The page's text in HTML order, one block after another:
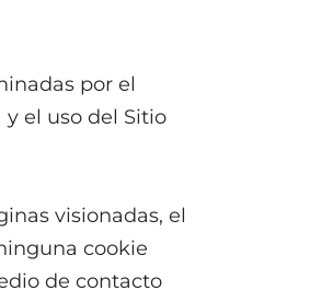
por el
el uso del Sitio
visionadas, el
cookie
de contacto